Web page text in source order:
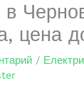
в
цена
/